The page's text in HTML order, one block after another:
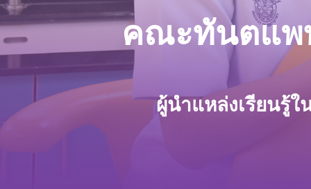
คณะทันตแพ
ผู้นำแหล่งเรียนรู้ใ